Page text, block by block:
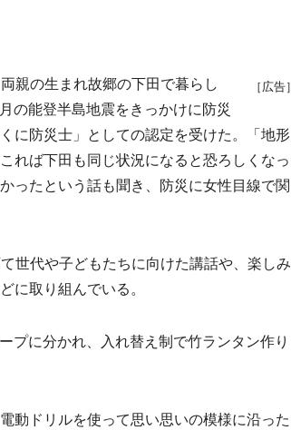
［広告］
親の生まれ故郷の下田で暮らし
の能登半島地震をきっかけに防災
に防災士」としての認定を受けた。「地形
れば下田も同じ状況になると恐ろしくなっ
ったという話も聞き、防災に女性目線で関
世代や子どもたちに向けた講話や、楽しみ
に取り組んでいる。
に分かれ、入れ替え制で竹ランタン作り
動ドリルを使って思い思いの模様に沿った